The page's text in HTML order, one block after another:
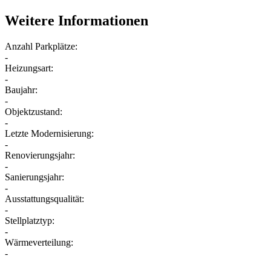
Weitere Informationen
Anzahl Parkplätze:
-
Heizungsart:
-
Baujahr:
-
Objektzustand:
-
Letzte Modernisierung:
-
Renovierungsjahr:
-
Sanierungsjahr:
-
Ausstattungsqualität:
-
Stellplatztyp:
-
Wärmeverteilung:
-